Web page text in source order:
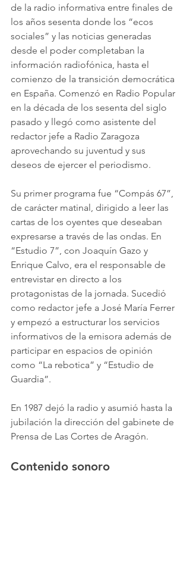
de la radio informativa entre finales de
los años sesenta donde los “ecos
sociales” y las noticias generadas
desde el poder completaban la
información radiofónica, hasta el
comienzo de la transición democrática
en España. Comenzó en Radio Popular
en la década de los sesenta del siglo
pasado y llegó como asistente del
redactor jefe a Radio Zaragoza
aprovechando su juventud y sus
deseos de ejercer el periodismo.
Su primer programa fue “Compás 67”,
de carácter matinal, dirigido a leer las
cartas de los oyentes que deseaban
expresarse a través de las ondas. En
“Estudio 7”, con Joaquín Gazo y
Enrique Calvo, era el responsable de
entrevistar en directo a los
protagonistas de la jornada. Sucedió
como redactor jefe a José María Ferrer
y empezó a estructurar los servicios
informativos de la emisora además de
participar en espacios de opinión
como “La rebotica” y “Estudio de
Guardia”.
En 1987 dejó la radio y asumió hasta la
jubilación la dirección del gabinete de
Prensa de Las Cortes de Aragón.
Contenido sonoro